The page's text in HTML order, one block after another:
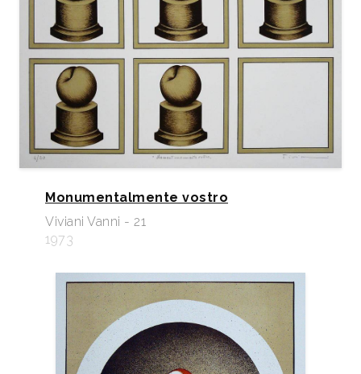
Monumentalmente vostro
Viviani Vanni - 21
1973